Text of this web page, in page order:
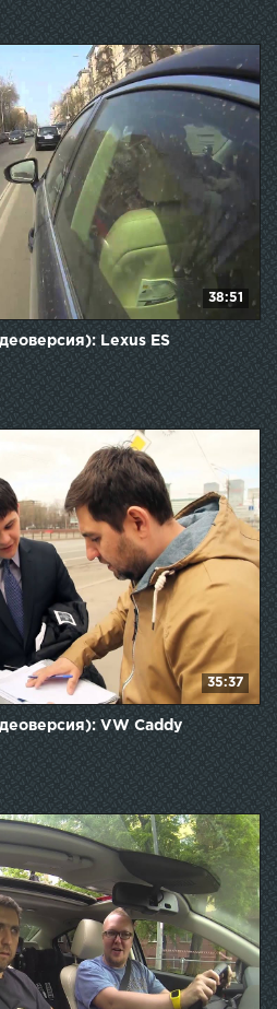
38:51
Lexus ES
35:37
VW Caddy